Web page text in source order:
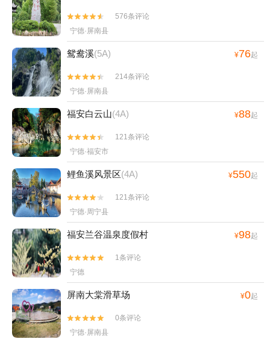


576条评论
宁德·屏南县
鸳鸯溪(5A) ¥76起


214条评论
宁德·屏南县
福安白云山(4A) ¥88起


121条评论
宁德·福安市
鲤鱼溪风景区(4A) ¥550起


121条评论
宁德·周宁县
福安兰谷温泉度假村 ¥98起


1条评论
宁德
屏南大棠滑草场 ¥0起


0条评论
宁德·屏南县